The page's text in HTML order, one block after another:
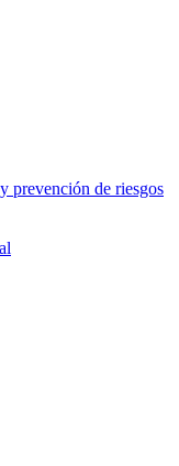
prevención de riesgos